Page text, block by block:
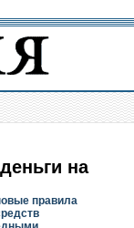
на
правила